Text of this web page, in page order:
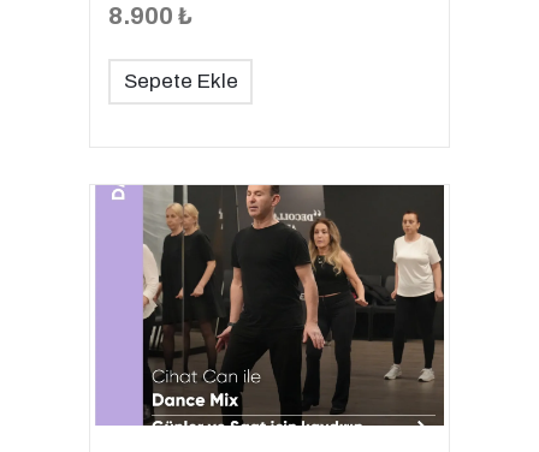
8.900 ₺
Sepete Ekle